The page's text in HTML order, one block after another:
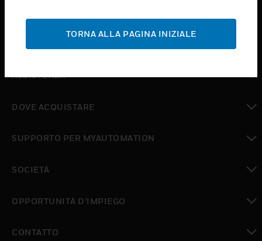
ASSISTENZA
DOVE ACQUISTARE
SUPPORTO PER MYAUTOMATION
SOCIETÀ
OPPORTUNITÀ D’IMPIEGO
CONTATTO
TORNA ALLA PAGINA INIZIALE